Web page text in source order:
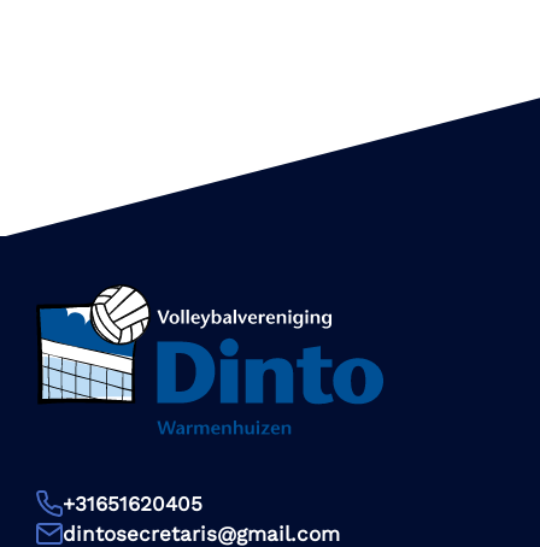
+31651620405
dintosecretaris@gmail.com